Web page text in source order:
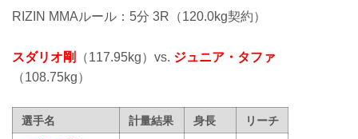
RIZIN MMAルール：5分 3R（120.0kg契約）
スダリオ剛 （117.95kg）vs. ジュニア・タファ
（108.75kg）
選手名 計量結果 身長
リーチ